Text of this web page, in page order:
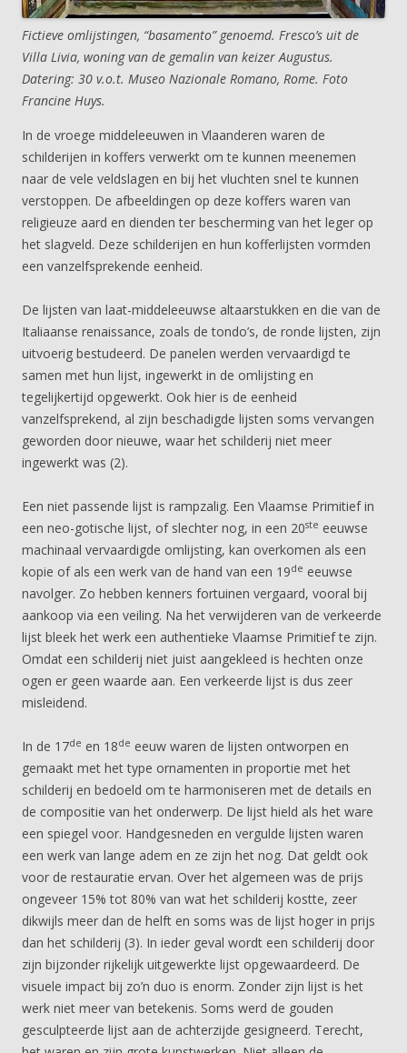
Fictieve omlijstingen, “basamento” genoemd. Fresco’s uit de
Villa Livia, woning van de gemalin van keizer Augustus.
Datering: 30 v.o.t. Museo Nazionale Romano, Rome. Foto
Francine Huys.
In de vroege middeleeuwen in Vlaanderen waren de
schilderijen in koffers verwerkt om te kunnen meenemen
naar de vele veldslagen en bij het vluchten snel te kunnen
verstoppen. De afbeeldingen op deze koffers waren van
religieuze aard en dienden ter bescherming van het leger op
het slagveld. Deze schilderijen en hun kofferlijsten vormden
een vanzelfsprekende eenheid.
De lijsten van laat-middeleeuwse altaarstukken en die van de
Italiaanse renaissance, zoals de tondo’s, de ronde lijsten, zijn
uitvoerig bestudeerd. De panelen werden vervaardigd te
samen met hun lijst, ingewerkt in de omlijsting en
tegelijkertijd opgewerkt. Ook hier is de eenheid
vanzelfsprekend, al zijn beschadigde lijsten soms vervangen
geworden door nieuwe, waar het schilderij niet meer
ingewerkt was (2).
Een niet passende lijst is rampzalig. Een Vlaamse Primitief in
een neo-gotische lijst, of slechter nog, in een 20ste eeuwse
machinaal vervaardigde omlijsting, kan overkomen als een
kopie of als een werk van de hand van een 19de eeuwse
navolger. Zo hebben kenners fortuinen vergaard, vooral bij
aankoop via een veiling. Na het verwijderen van de verkeerde
lijst bleek het werk een authentieke Vlaamse Primitief te zijn.
Omdat een schilderij niet juist aangekleed is hechten onze
ogen er geen waarde aan. Een verkeerde lijst is dus zeer
misleidend.
In de 17de en 18de eeuw waren de lijsten ontworpen en
gemaakt met het type ornamenten in proportie met het
schilderij en bedoeld om te harmoniseren met de details en
de compositie van het onderwerp. De lijst hield als het ware
een spiegel voor. Handgesneden en vergulde lijsten waren
een werk van lange adem en ze zijn het nog. Dat geldt ook
voor de restauratie ervan. Over het algemeen was de prijs
ongeveer 15% tot 80% van wat het schilderij kostte, zeer
dikwijls meer dan de helft en soms was de lijst hoger in prijs
dan het schilderij (3). In ieder geval wordt een schilderij door
zijn bijzonder rijkelijk uitgewerkte lijst opgewaardeerd. De
visuele impact bij zo’n duo is enorm. Zonder zijn lijst is het
werk niet meer van betekenis. Soms werd de gouden
gesculpteerde lijst aan de achterzijde gesigneerd. Terecht,